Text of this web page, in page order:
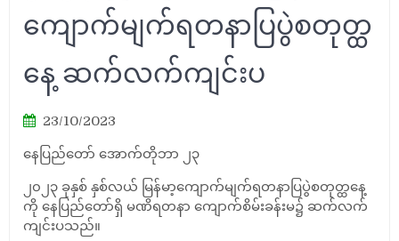
ကျောက်မျက်ရတနာပြပွဲစတုတ္ထ
နေ့ ဆက်လက်ကျင်းပ
23/10/2023
နေပြည်တော် အောက်တိုဘာ ၂၃
၂၀၂၃ ခုနှစ် နှစ်လယ် မြန်မာ့ကျောက်မျက်ရတနာပြပွဲစတုတ္ထနေ့
ကို နေပြည်တော်ရှိ မဏိရတနာ ကျောက်စိမ်းခန်းမ၌ ဆက်လက်
ကျင်းပသည်။